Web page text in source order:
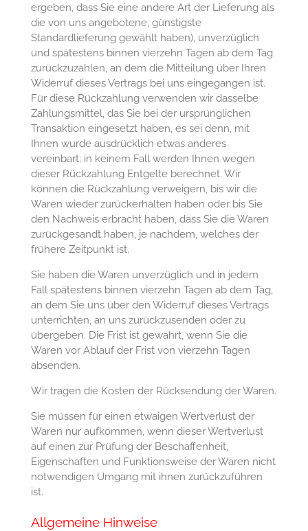
ergeben, dass Sie eine andere Art der Lieferung als
die von uns angebotene, günstigste
Standardlieferung gewählt haben), unverzüglich
und spätestens binnen vierzehn Tagen ab dem Tag
zurückzuzahlen, an dem die Mitteilung über Ihren
Widerruf dieses Vertrags bei uns eingegangen ist.
Für diese Rückzahlung verwenden wir dasselbe
Zahlungsmittel, das Sie bei der ursprünglichen
Transaktion eingesetzt haben, es sei denn, mit
Ihnen wurde ausdrücklich etwas anderes
vereinbart; in keinem Fall werden Ihnen wegen
dieser Rückzahlung Entgelte berechnet. Wir
können die Rückzahlung verweigern, bis wir die
Waren wieder zurückerhalten haben oder bis Sie
den Nachweis erbracht haben, dass Sie die Waren
zurückgesandt haben, je nachdem, welches der
frühere Zeitpunkt ist.
Sie haben die Waren unverzüglich und in jedem
Fall spätestens binnen vierzehn Tagen ab dem Tag,
an dem Sie uns über den Widerruf dieses Vertrags
unterrichten, an uns zurückzusenden oder zu
übergeben. Die Frist ist gewahrt, wenn Sie die
Waren vor Ablauf der Frist von vierzehn Tagen
absenden.
Wir tragen die Kosten der Rücksendung der Waren.
Sie müssen für einen etwaigen Wertverlust der
Waren nur aufkommen, wenn dieser Wertverlust
auf einen zur Prüfung der Beschaffenheit,
Eigenschaften und Funktionsweise der Waren nicht
notwendigen Umgang mit ihnen zurückzuführen
ist.
Allgemeine Hinweise